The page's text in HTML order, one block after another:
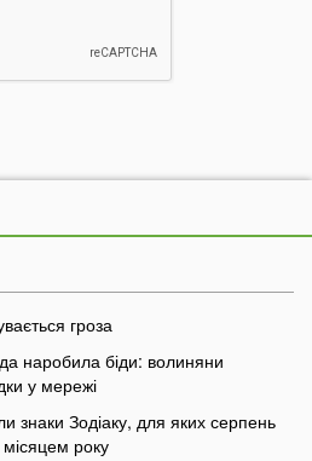
гроза
наробила біди: волиняни
у мережі
знаки Зодіаку, для яких серпень
року